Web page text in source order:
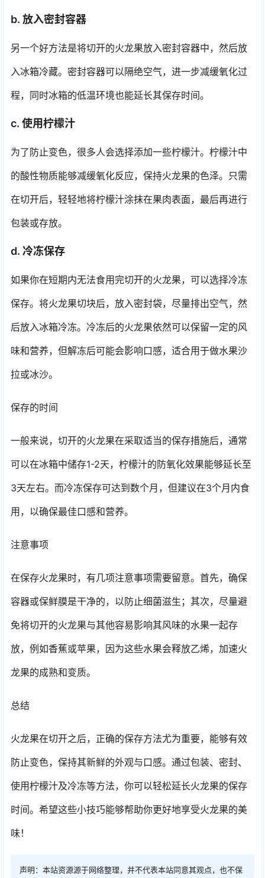
b. 放入密封容器
另一个好方法是将切开的火龙果放入密封容器中，然后放
入冰箱冷藏。密封容器可以隔绝空气，进一步减缓氧化过
程，同时冰箱的低温环境也能延长其保存时间。
c. 使用柠檬汁
为了防止变色，很多人会选择添加一些柠檬汁。柠檬汁中
的酸性物质能够减缓氧化反应，保持火龙果的色泽。只需
在切开后，轻轻地将柠檬汁涂抹在果肉表面，最后再进行
包装或存放。
d. 冷冻保存
如果你在短期内无法食用完切开的火龙果，可以选择冷冻
保存。将火龙果切块后，放入密封袋，尽量排出空气，然
后放入冰箱冷冻。冷冻后的火龙果依然可以保留一定的风
味和营养，但解冻后可能会影响口感，适合用于做水果沙
拉或冰沙。
保存的时间
一般来说，切开的火龙果在采取适当的保存措施后，通常
可以在冰箱中储存1-2天，柠檬汁的防氧化效果能够延长至
3天左右。而冷冻保存可达到数个月，但建议在3个月内食
用，以确保最佳口感和营养。
注意事项
在保存火龙果时，有几项注意事项需要留意。首先，确保
容器或保鲜膜是干净的，以防止细菌滋生；其次，尽量避
免将切开的火龙果与其他容易影响其风味的水果一起存
放，例如香蕉或苹果，因为这些水果会释放乙烯，加速火
龙果的成熟和变质。
总结
火龙果在切开之后，正确的保存方法尤为重要，能够有效
防止变色，保持其新鲜的外观与口感。通过包装、密封、
使用柠檬汁及冷冻等方法，你可以轻松延长火龙果的保存
时间。希望这些小技巧能够帮助你更好地享受火龙果的美
味！
声明：本站资源源于网络整理，并不代表本站同意其观点，也不保